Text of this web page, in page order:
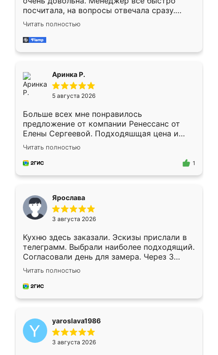
посчитала, на вопросы отвечала сразу.
Замерщик приехал в субботу, подошёл к
делу со всей ответственностью. Собрали
за день, ребята работали аккуратно, даже
Читать полностью
Аринка Р.
5 августа 2026
Больше всех мне понравилось
предложение от компании Ренессанс от
Елены Сергеевой. Подходяшщая цена и
короткие сроки изготовления. Приехавший
для замера сотрудник Владислав
предложил по моему эскизу самый
Читать полностью
1
Ярослава
3 августа 2026
Кухню здесь заказали. Эскизы прислали в
телеграмм. Выбрали наиболее подходящий.
Согласовали день для замера. Через 3
недели кухня была уже готова. Остались
довольны работой. Спасибо Ренессанс
мебель за качественную работу!
Читать полностью
yaroslava1986
3 августа 2026